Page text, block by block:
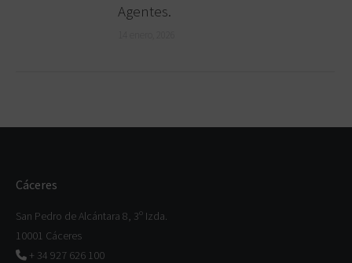
Agentes.
Cáceres
San Pedro de Alcántara 8, 3º Izda.
10001 Cáceres
+ 34 927 626 100